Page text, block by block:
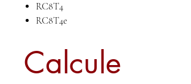
RC8T4
RC8T4e
Calcule